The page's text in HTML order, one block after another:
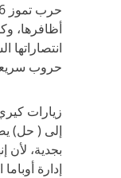
أظافرها،
حروب
زيارات
إلى ( حل)
بجدية، لأن
إدارة